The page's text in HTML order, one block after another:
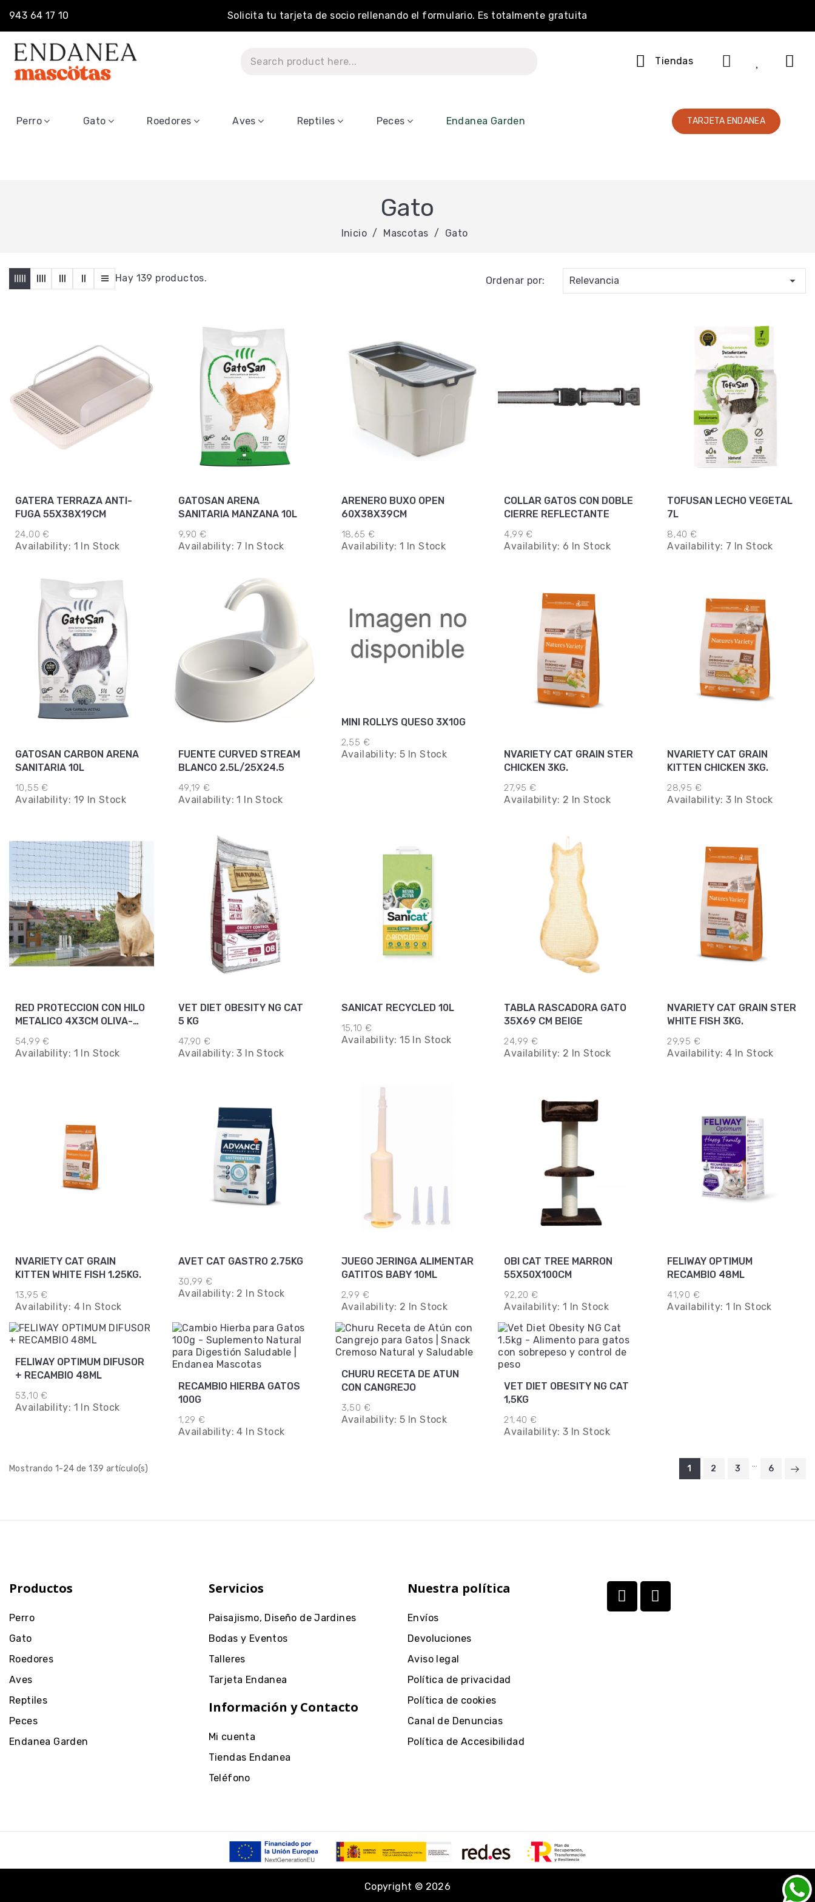
943 64 17 10 Solicita tu tarjeta de socio rellenando el formulario. Es totalmente gratuita
Tiendas
Perro Gato Roedores Aves Reptiles Peces Endanea Garden TARJETA ENDANEA
Gato
Inicio Mascotas Gato
Hay 139 productos. Ordenar por: Relevancia 
GATERA TERRAZA ANTI-
FUGA 55X38X19CM
24,00 €
Availability: 1 In Stock
GATOSAN ARENA
SANITARIA MANZANA 10L
9,90 €
Availability: 7 In Stock
ARENERO BUXO OPEN
60X38X39CM
18,65 €
Availability:1 In Stock
COLLAR GATOS CON DOBLE
CIERRE REFLECTANTE
4,99 €
Availability: 6 In Stock
TOFUSAN LECHO VEGETAL
7L
8,40 €
Availability: 7 In Stock
GATOSAN CARBON ARENA
SANITARIA 10L
10,55 €
Availability: 19 In Stock
FUENTE CURVED STREAM
BLANCO 2.5L/25X24.5
49,19 €
Availability:1 In Stock
MINI ROLLYS QUESO 3X10G
2,55 €
Availability:5 In Stock
NVARIETY CAT GRAIN STER
CHICKEN 3KG.
27,95 €
Availability: 2 In Stock
NVARIETY CAT GRAIN
KITTEN CHICKEN 3KG.
28,95 €
Availability: 3 In Stock
RED PROTECCION CON HILO
METALICO 4X3CM OLIVA-
54,99 €
Availability: 1 In Stock
VET DIET OBESITY NG CAT
5 KG
47,90 €
Availability:3 In Stock
SANICAT RECYCLED 10L
15,10 €
Availability:15 In Stock
TABLA RASCADORA GATO
35X69 CM BEIGE
24,99 €
Availability: 2 In Stock
NVARIETY CAT GRAIN STER
WHITE FISH 3KG.
29,95 €
Availability: 4 In Stock
NVARIETY CAT GRAIN
KITTEN WHITE FISH 1.25KG.
13,95 €
Availability: 4 In Stock
AVET CAT GASTRO 2.75KG
30,99 €
Availability: 2 In Stock
JUEGO JERINGA ALIMENTAR
GATITOS BABY 10ML
2,99 €
Availability: 2 In Stock
OBI CAT TREE MARRON
55X50X100CM
92,20 €
Availability: 1 In Stock
FELIWAY OPTIMUM
RECAMBIO 48ML
41,90 €
Availability: 1 In Stock
FELIWAY OPTIMUM DIFUSOR
+ RECAMBIO 48ML
53,10 €
Availability: 1 In Stock
RECAMBIO HIERBA GATOS
100G
1,29 €
Availability:4 In Stock
CHURU RECETA DE ATUN
CON CANGREJO
3,50 €
Availability:5 In Stock
VET DIET OBESITY NG CAT
1,5KG
21,40 €
Availability: 3 In Stock
Mostrando 1-24 de 139 artículo(s) 1 2 3 … 6
Productos
Perro
Gato
Roedores
Aves
Reptiles
Peces
Endanea Garden
Servicios
Paisajismo, Diseño de Jardines
Bodas y Eventos
Talleres
Tarjeta Endanea
Información y Contacto
Mi cuenta
Tiendas Endanea
Teléfono
Nuestra política
Envíos
Devoluciones
Aviso legal
Política de privacidad
Política de cookies
Canal de Denuncias
Política de Accesibilidad
Copyright © 2026